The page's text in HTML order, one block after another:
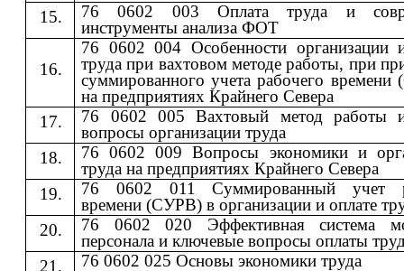
76 0602 003 Оплата труда и
инструменты анализа ФОТ
76 0602 004 Особенности организации
труда при вахтовом методе работы, при
суммированного учета рабочего
на предприятиях Крайнего Севера
76 0602 005 Вахтовый метод работы
вопросы организации труда
76 0602 009 Вопросы экономики и
труда на предприятиях Крайнего Севера
76 0602 011 Суммированный учет
времени (СУРВ) в организации и оплате
76 0602 020 Эффективная система
персонала и ключевые вопросы оплаты
76 0602 025 Основы экономики труда